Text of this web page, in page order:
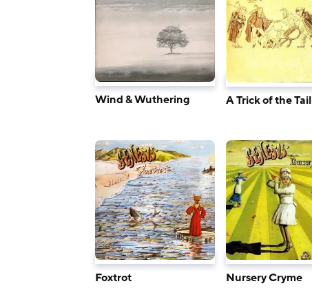
Wind & Wuthering A Trick of the Tail
Foxtrot Nursery Cryme